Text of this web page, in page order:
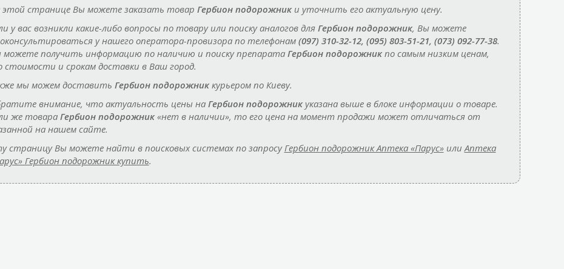
этой странице Вы можете заказать товар Гербион подорожники уточнить его актуальную цену.
у вас возникли какие-либо вопросы по товару или поиску аналогов для Гербион подорожник, Вы можете
у нашего оператора-провизора по телефонам (097) 310-32-12, (095) 803-51-21, (073) 092-77-38.
можете получить информацию по наличию и поиску препарата Гербион подорожникпо самым низким ценам,
стоимости и срокам доставки в Ваш город.
мы можем доставить Гербион подорожниккурьером по Киеву.
внимание, что актуальность цены на Гербион подорожникуказана выше в блоке информации о товаре.
же товара Гербион подорожник«нет в наличии», то его цена на момент продажи может отличаться от
на нашем сайте.
страницу Вы можете найти в поисковых системах по запросу Гербион подорожник Аптека «Парус»или Аптека
Гербион подорожник купить.